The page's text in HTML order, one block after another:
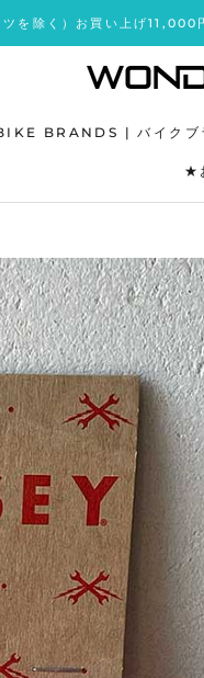
を除く）お買い上げ
BRANDS | バイクブ
★